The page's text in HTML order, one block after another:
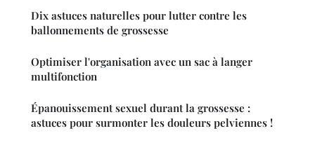
Dix astuces naturelles pour lutter contre les
ballonnements de grossesse
Optimiser l'organisation avec un sac à langer
multifonction
Épanouissement sexuel durant la grossesse :
astuces pour surmonter les douleurs pelviennes !